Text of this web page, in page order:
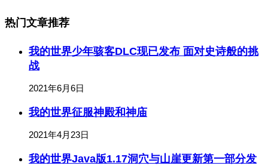
热门文章推荐
我的世界少年骇客DLC现已发布 面对史诗般的挑
战
2021年6月6日
我的世界征服神殿和神庙
2021年4月23日
我的世界Java版1.17洞穴与山崖更新第一部分发